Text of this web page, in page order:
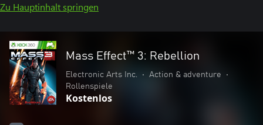
Zu Hauptinhalt springen
Mass Effect™ 3: Rebellion
Electronic Arts Inc. • Action & adventure
•
Rollenspiele
Kostenlos